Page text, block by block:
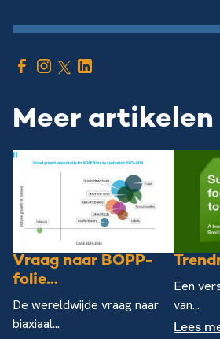
Meer artikelen
Vraag naar BOPP-
folie...
De wereldwijde vraag naar
biaxiaal...
Een
van...
Lees